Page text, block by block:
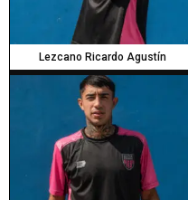
Lezcano Ricardo Agustín